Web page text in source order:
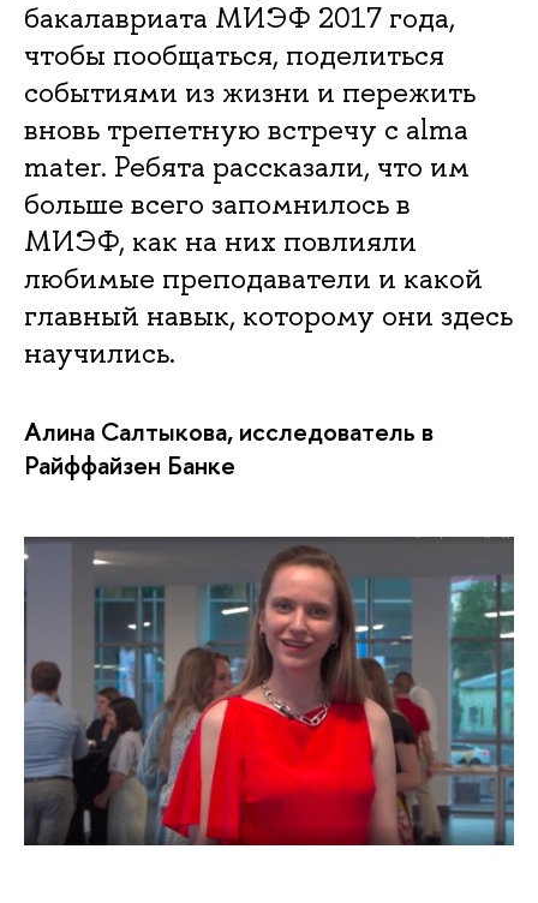
бакалавриата МИЭФ 2017 года,
чтобы пообщаться, поделиться
событиями из жизни и пережить
вновь трепетную встречу с alma
mater. Ребята рассказали, что им
больше всего запомнилось в
МИЭФ, как на них повлияли
любимые преподаватели и какой
главный навык, которому они здесь
научились.
Алина Салтыкова, исследователь в
Райффайзен Банке